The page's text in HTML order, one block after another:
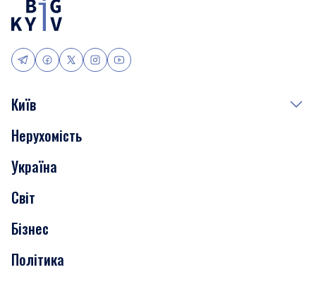
Київ
Події
Скандали
Нерухомість
Транспорт
Нерухомість
Україна
Світ
Бізнес
Політика